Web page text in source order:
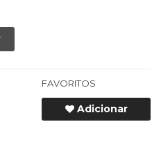
FAVORITOS
Adicionar